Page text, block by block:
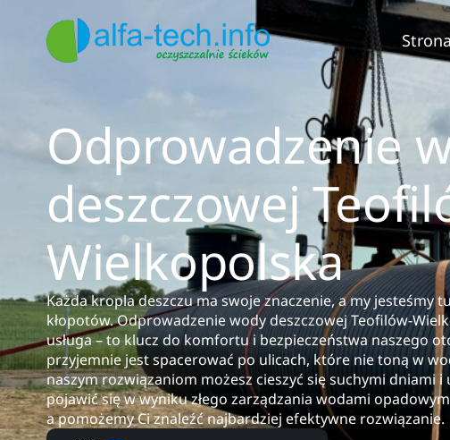
Odprowadzenie
deszczowej
Wielkopolska
Każda kropla deszczu ma swoje znaczenie, a my jesteśmy
kłopotów. Odprowadzenie wody deszczowej Teofilów-
usługa – to klucz do komfortu i bezpieczeństwa naszego
przyjemnie jest spacerować po ulicach, które nie toną w
naszym rozwiązaniom możesz cieszyć się suchymi dniami
pojawić się w wyniku złego zarządzania wodami
a pomożemy Ci znaleźć najbardziej efektywne rozwiązanie.